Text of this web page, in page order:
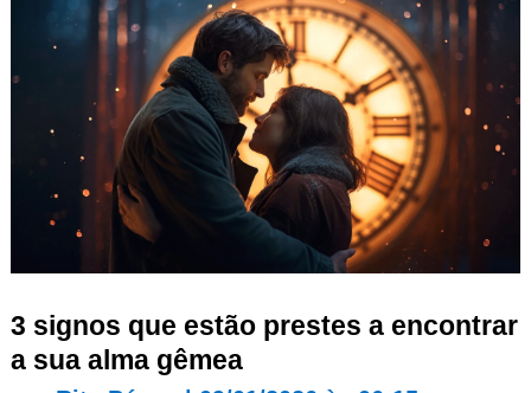
3 signos que estão prestes a encontrar
a sua alma gêmea